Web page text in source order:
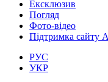
Ексклюзив
Погляд
Фото-відео
Підтримка сайту
РУС
УКР